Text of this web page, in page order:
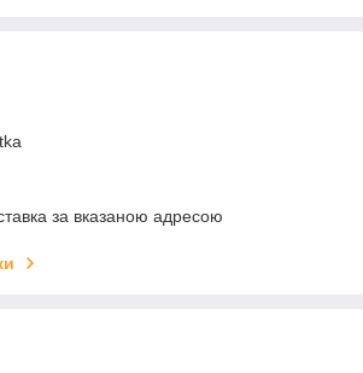
за вказаною адресою